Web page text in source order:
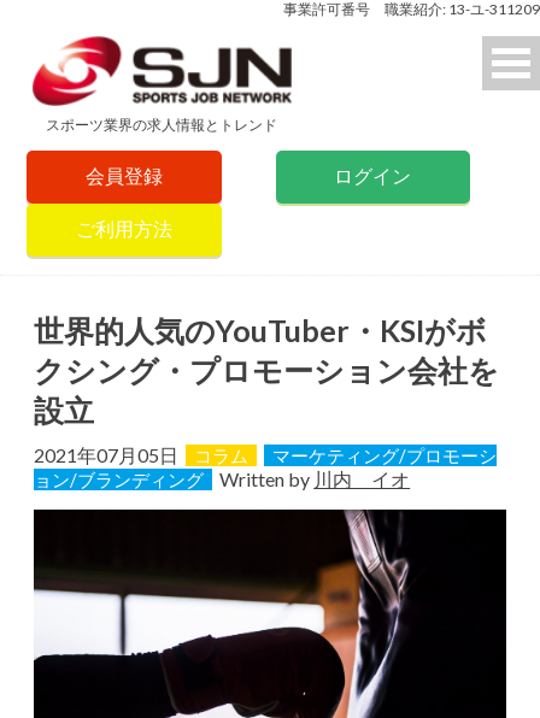
事業許可番号 職業紹介: 13-ユ-311209
スポーツ業界の求人情報とトレンド
会員登録 ログイン
ご利用方法
世界的人気のYouTuber・KSIがボ
クシング・プロモーション会社を
設立
2021年07月05日 コラム
マーケティング/プロモーシ
ョン/ブランディング
Written by 川内 イオ